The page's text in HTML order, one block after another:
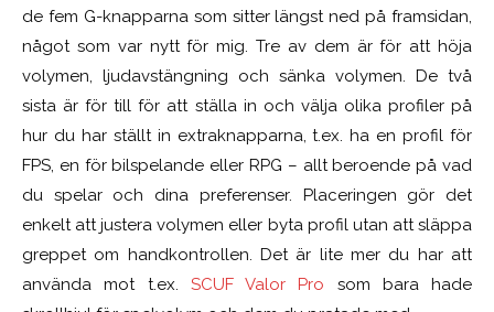
de fem G-knapparna som sitter längst ned på framsidan,
något som var nytt för mig. Tre av dem är för att höja
volymen, ljudavstängning och sänka volymen. De två
sista är för till för att ställa in och välja olika profiler på
hur du har ställt in extraknapparna, t.ex. ha en profil för
FPS, en för bilspelande eller RPG – allt beroende på vad
du spelar och dina preferenser. Placeringen gör det
enkelt att justera volymen eller byta profil utan att släppa
greppet om handkontrollen. Det är lite mer du har att
använda mot t.ex. SCUF Valor Pro som bara hade